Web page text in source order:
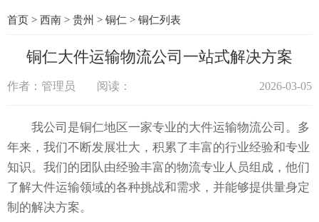
首页 > 西南 > 贵州 > 铜仁 > 铜仁列表
铜仁大件运输物流公司一站式解决方案
作者：管理员 阅读： 2026-03-05
我公司是铜仁地区一家专业的大件运输物流公司。多
年来，我们不断发展壮大，积累了丰富的行业经验和专业
知识。我们的团队由经验丰富的物流专业人员组成，他们
了解大件运输领域的各种挑战和需求，并能够提供量身定
制的解决方案。